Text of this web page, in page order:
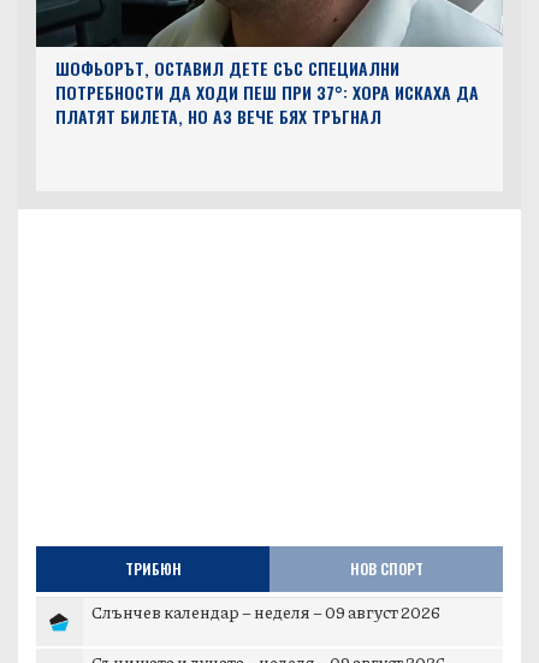
ШОФЬОРЪТ, ОСТАВИЛ ДЕТЕ СЪС СПЕЦИАЛНИ
ПОТРЕБНОСТИ ДА ХОДИ ПЕШ ПРИ 37°: ХОРА ИСКАХА ДА
ПЛАТЯТ БИЛЕТА, НО АЗ ВЕЧЕ БЯХ ТРЪГНАЛ
ТРИБЮН НОВ СПОРТ
Слънчев календар – неделя – 09 август 2026